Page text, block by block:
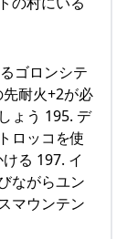
ゴロンシテ
耐火+2が必
ょう 195. デ
ロッコを使
る 197. イ
ながらユン
マウンテン